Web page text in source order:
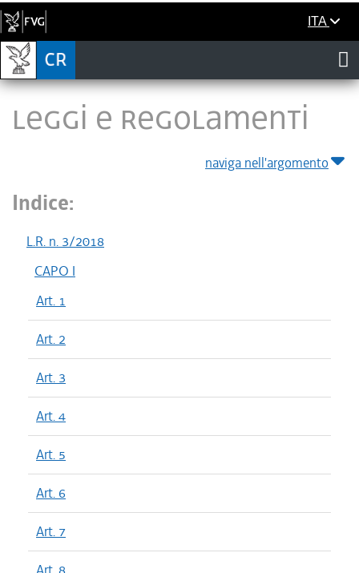
ITA
LEGGI E REGOLAMENTI
naviga nell'argomento
Indice:
L.R. n. 3/2018
CAPO I
Art. 1
Art. 2
Art. 3
Art. 4
Art. 5
Art. 6
Art. 7